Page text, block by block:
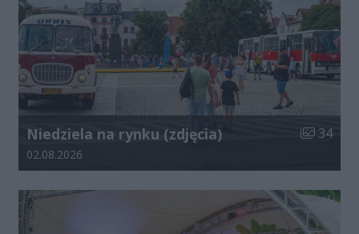
Niedziela na rynku (zdjęcia) Liczba
34
Data dodania galerii:
02.08.2026